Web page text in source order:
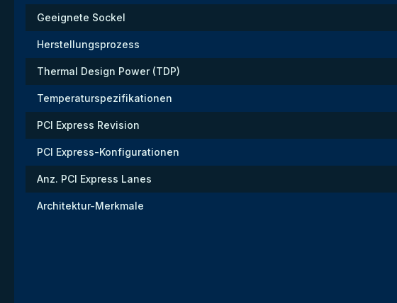
Geeignete Sockel
Herstellungsprozess
Thermal Design Power (TDP)
Temperaturspezifikationen
PCI Express Revision
PCI Express-Konfigurationen
Anz. PCI Express Lanes
Architektur-Merkmale